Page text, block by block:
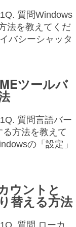
質問Windows
法を教えてくだ
バシーシャッタ
ツールバ
質問言語バー
方法を教えて
の「設定」
ウントと
替える方法
質問 ローカ